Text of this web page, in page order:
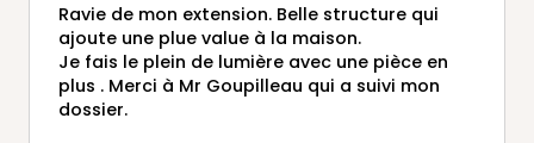
Ravie de mon extension. Belle structure qui
ajoute une plue value à la maison.
Je fais le plein de lumière avec une pièce en
plus . Merci à Mr Goupilleau qui a suivi mon
dossier.